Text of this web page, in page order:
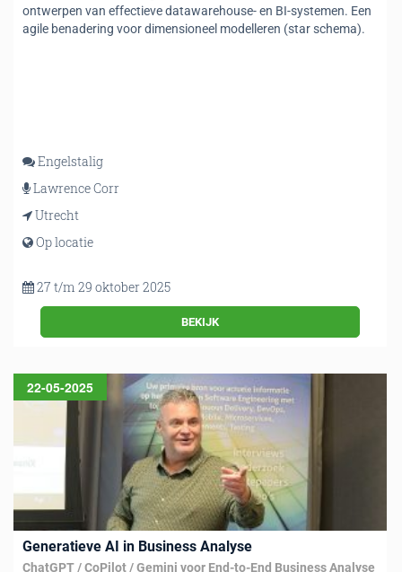
ontwerpen van effectieve datawarehouse- en BI-systemen. Een
agile benadering voor dimensioneel modelleren (star schema).
Engelstalig
Lawrence Corr
Utrecht
Op locatie
27 t/m 29 oktober 2025
BEKIJK
22-05-2025
Generatieve AI in Business Analyse
ChatGPT / CoPilot / Gemini voor End-to-End Business Analyse